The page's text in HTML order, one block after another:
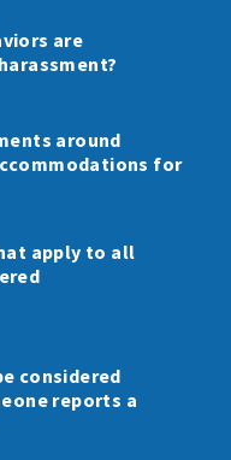
are
around
for
apply to all
considered
reports a